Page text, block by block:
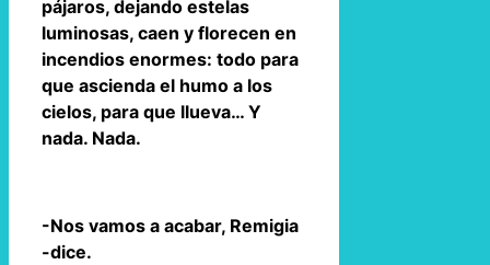
pájaros, dejando estelas
luminosas, caen y florecen en
incendios enormes: todo para
que ascienda el humo a los
cielos, para que llueva… Y
nada. Nada.
-Nos vamos a acabar, Remigia
-dice.